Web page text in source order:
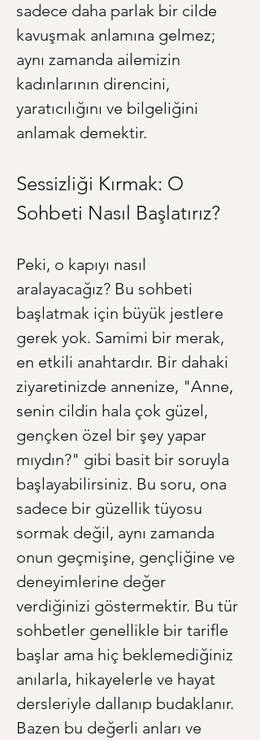
sadece daha parlak bir cilde
kavuşmak anlamına gelmez;
aynı zamanda ailemizin
kadınlarının direncini,
yaratıcılığını ve bilgeliğini
anlamak demektir.
Sessizliği Kırmak: O
Sohbeti Nasıl Başlatırız?
Peki, o kapıyı nasıl
aralayacağız? Bu sohbeti
başlatmak için büyük jestlere
gerek yok. Samimi bir merak,
en etkili anahtardır. Bir dahaki
ziyaretinizde annenize, "Anne,
senin cildin hala çok güzel,
gençken özel bir şey yapar
mıydın?" gibi basit bir soruyla
başlayabilirsiniz. Bu soru, ona
sadece bir güzellik tüyosu
sormak değil, aynı zamanda
onun geçmişine, gençliğine ve
deneyimlerine değer
verdiğinizi göstermektir. Bu tür
sohbetler genellikle bir tarifle
başlar ama hiç beklemediğiniz
anılarla, hikayelerle ve hayat
dersleriyle dallanıp budaklanır.
Bazen bu değerli anları ve